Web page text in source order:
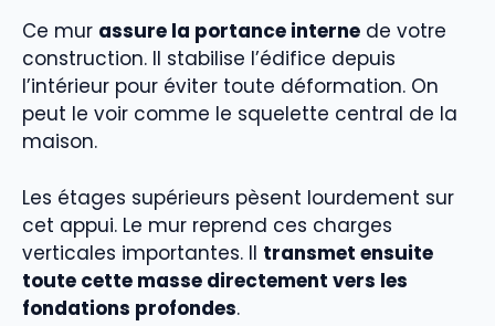
Ce mur assure la portance interne de votre
construction. Il stabilise l’édifice depuis
l’intérieur pour éviter toute déformation. On
peut le voir comme le squelette central de la
maison.
Les étages supérieurs pèsent lourdement sur
cet appui. Le mur reprend ces charges
verticales importantes. Il transmet ensuite
toute cette masse directement vers les
fondations profondes.